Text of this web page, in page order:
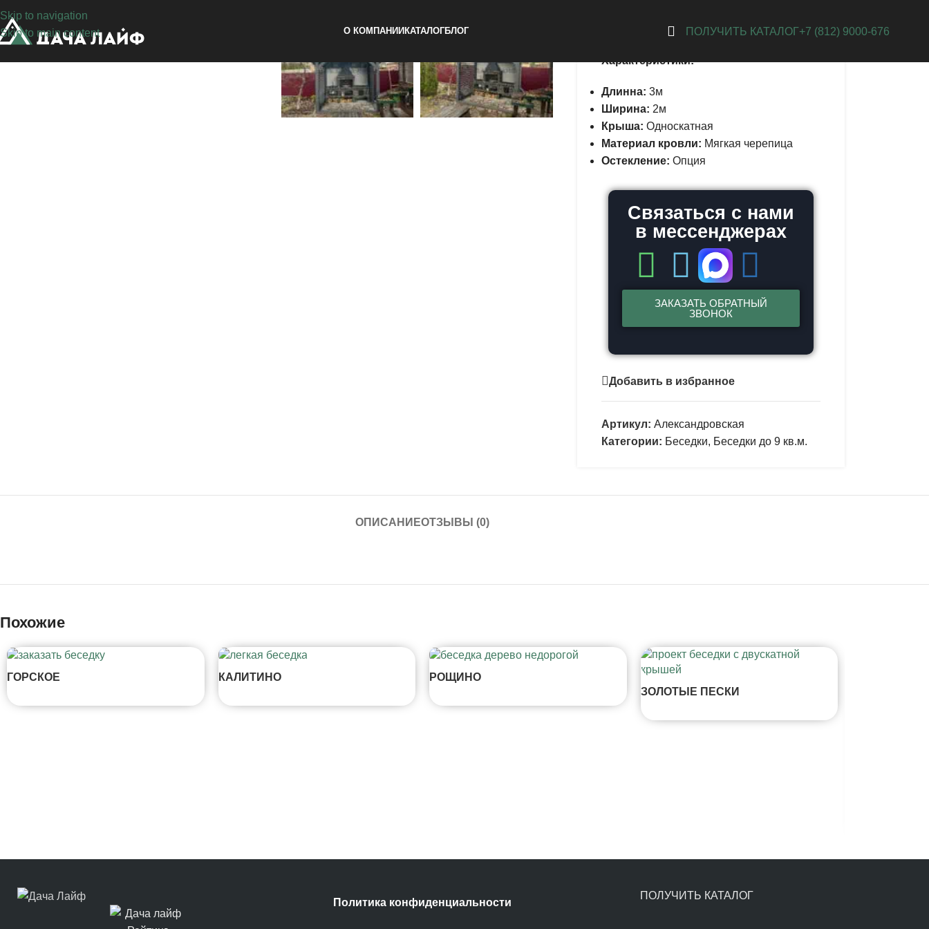
Skip to navigation
Skip to main content
О КОМПАНИИ КАТАЛОГБЛОГ ПОЛУЧИТЬ КАТАЛОГ+7 (812) 9000-676
Александровская
Характеристики:
Длинна: 3м
Ширина: 2м
Крыша: Односкатная
Материал кровли: Мягкая черепица
Остекление: Опция
Связаться с нами
в мессенджерах
ЗАКАЗАТЬ ОБРАТНЫЙ
ЗВОНОК
Добавить в избранное
Артикул: Александровская
Категории: Беседки, Беседки до 9 кв.м.
ОПИСАНИЕОТЗЫВЫ (0)
Похожие
ГОРСКОЕ КАЛИТИНО
РОЩИНО
ЗОЛОТЫЕ ПЕСКИ
Политика конфиденциальности
ПОЛУЧИТЬ КАТАЛОГ